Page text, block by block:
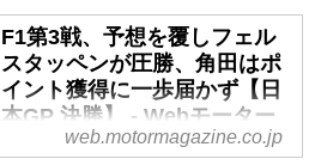
2025年4月2日、東京都お台場地
区の特設コースで「Red Bull
Showrun x Powered by Honda」
が開催され、M.フェルスタッペン
選手や角田裕毅選手がレッドブル
のF1マシンで疾走した。
F1第3戦、予想を覆しフェル
スタッペンが圧勝、角田はポ
イント獲得に一歩届かず【日
本GP 決勝】 - Webモーター
マガジンweb.motormagazine.co.jp